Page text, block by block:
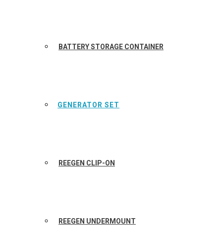
BATTERY STORAGE CONTAINER
GENERATOR SET
REEGEN CLIP-ON
REEGEN UNDERMOUNT